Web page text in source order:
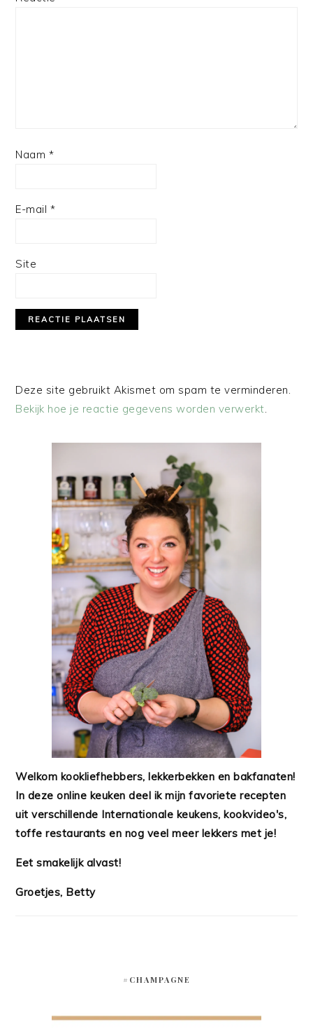
Naam *
E-mail *
Site
Deze site gebruikt Akismet om spam te verminderen.
Bekijk hoe je reactie gegevens worden verwerkt
Welkom kookliefhebbers, lekkerbekken en bakfanaten!
In deze online keuken deel ik mijn favoriete recepten
uit verschillende Internationale keukens, kookvideo's,
toffe restaurants en nog veel meer lekkers met je!
Eet smakelijk alvast!
Groetjes, Betty
#CHAMPAGNE